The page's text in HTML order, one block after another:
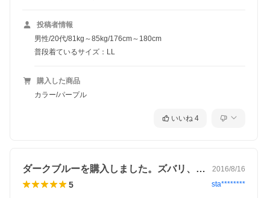
投稿者情報
男性/20代/81kg～85kg/176cm～180cm
普段着ているサイズ：LL
購入した商品
カラー/パープル
いいね 4
ダークブルーを購入しました。ズバリ、期… 2016/8/16
5 sta********